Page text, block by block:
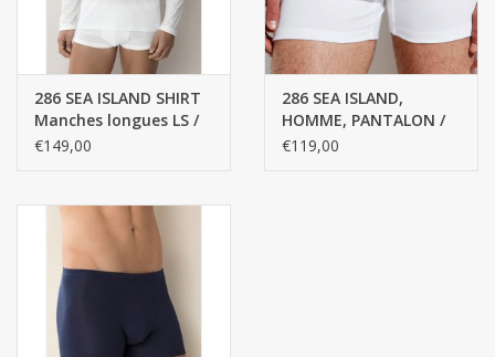
286 SEA ISLAND SHIRT
Manches longues LS /
Homme - 100% coton
€149,00
286 SEA ISLAND,
HOMME, PANTALON /
Boxer (Haut 100%
€119,00